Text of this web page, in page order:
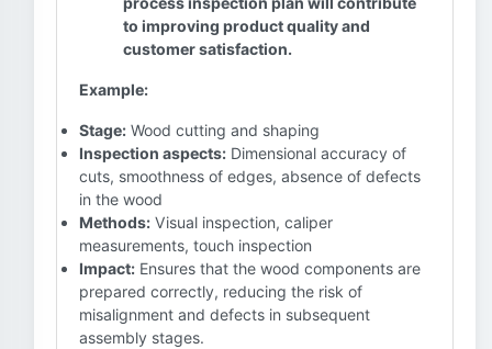
to improving product quality and
customer satisfaction.
Example:
Stage: Wood cutting and shaping
Inspection aspects: Dimensional accuracy of
cuts, smoothness of edges, absence of defects
in the wood
Methods: Visual inspection, caliper
measurements, touch inspection
Impact: Ensures that the wood components are
prepared correctly, reducing the risk of
misalignment and defects in subsequent
assembly stages.